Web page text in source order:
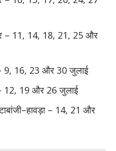
– 11, 14, 18, 21, 25 और
9, 16, 23 और 30 जुलाई
12, 19 और 26 जुलाई
– 14, 21 और